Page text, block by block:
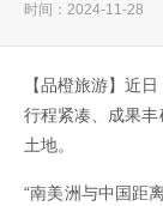
时间：2024-11-28
【品橙旅游】近
行程紧凑、成果
土地。
“南美洲与中国距